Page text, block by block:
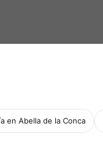
en Abella de la Conca